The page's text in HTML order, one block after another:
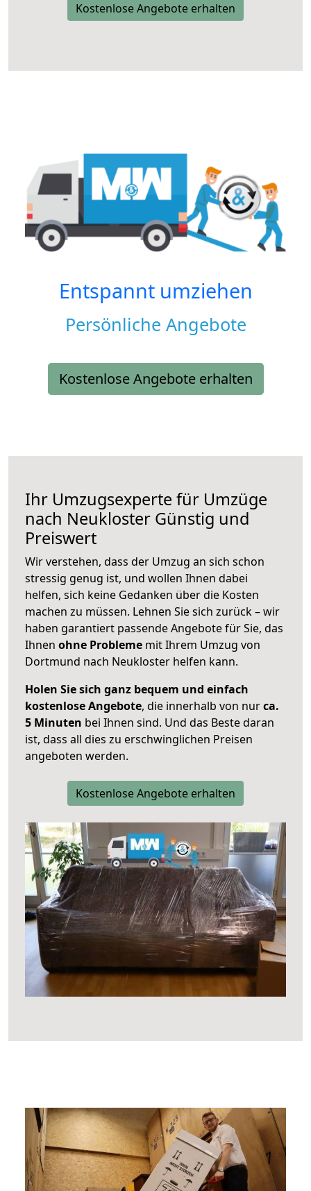
Kostenlose Angebote erhalten
Entspannt umziehen
Persönliche Angebote
Kostenlose Angebote erhalten
Ihr Umzugsexperte für Umzüge
nach Neukloster Günstig und
Preiswert
Wir verstehen, dass der Umzug an sich schon
stressig genug ist, und wollen Ihnen dabei
helfen, sich keine Gedanken über die Kosten
machen zu müssen. Lehnen Sie sich zurück – wir
haben garantiert passende Angebote für Sie, das
Ihnen ohne Probleme mit Ihrem Umzug von
Dortmund nach Neukloster helfen kann.
Holen Sie sich ganz bequem und einfach
kostenlose Angebote, die innerhalb von nurca.
5 Minuten bei Ihnen sind. Und das Beste daran
ist, dass all dies zu erschwinglichen Preisen
angeboten werden.
Kostenlose Angebote erhalten